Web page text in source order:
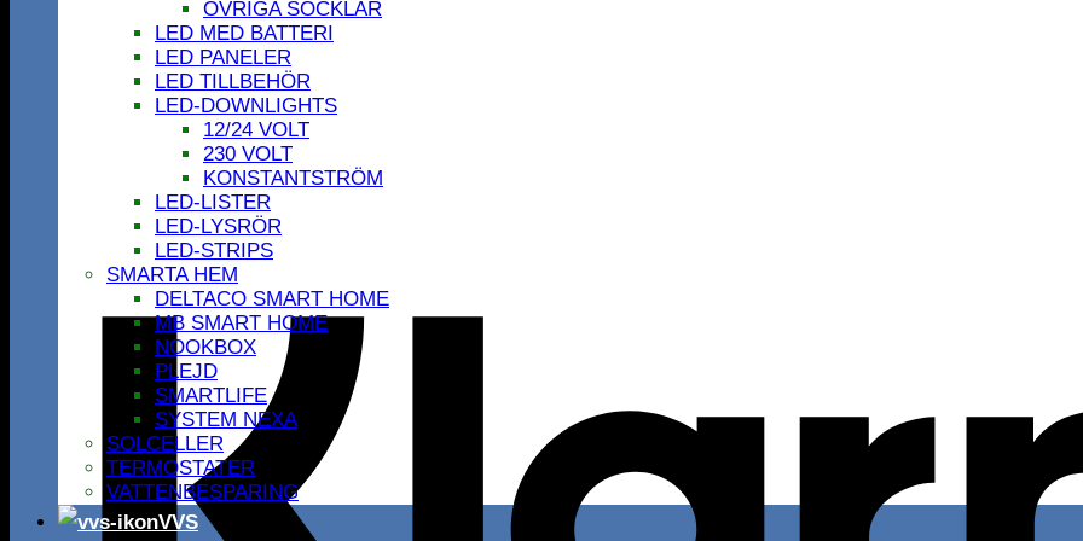
ÖVRIGA SOCKLAR
LED MED BATTERI
LED PANELER
LED TILLBEHÖR
LED-DOWNLIGHTS
12/24 VOLT
230 VOLT
KONSTANTSTRÖM
LED-LISTER
LED-LYSRÖR
LED-STRIPS
SMARTA HEM
DELTACO SMART HOME
MB SMART HOME
NOOKBOX
PLEJD
SMARTLIFE
SYSTEM NEXA
SOLCELLER
TERMOSTATER
VATTENBESPARING
VVS